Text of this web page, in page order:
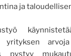
ja
yrityksen
pystyy